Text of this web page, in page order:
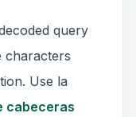
query
characters
Use la
cabeceras